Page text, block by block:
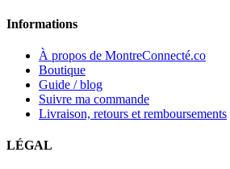
Informations
À propos de MontreConnecté.co
Boutique
Guide / blog
Suivre ma commande
Livraison, retours et remboursements
LÉGAL